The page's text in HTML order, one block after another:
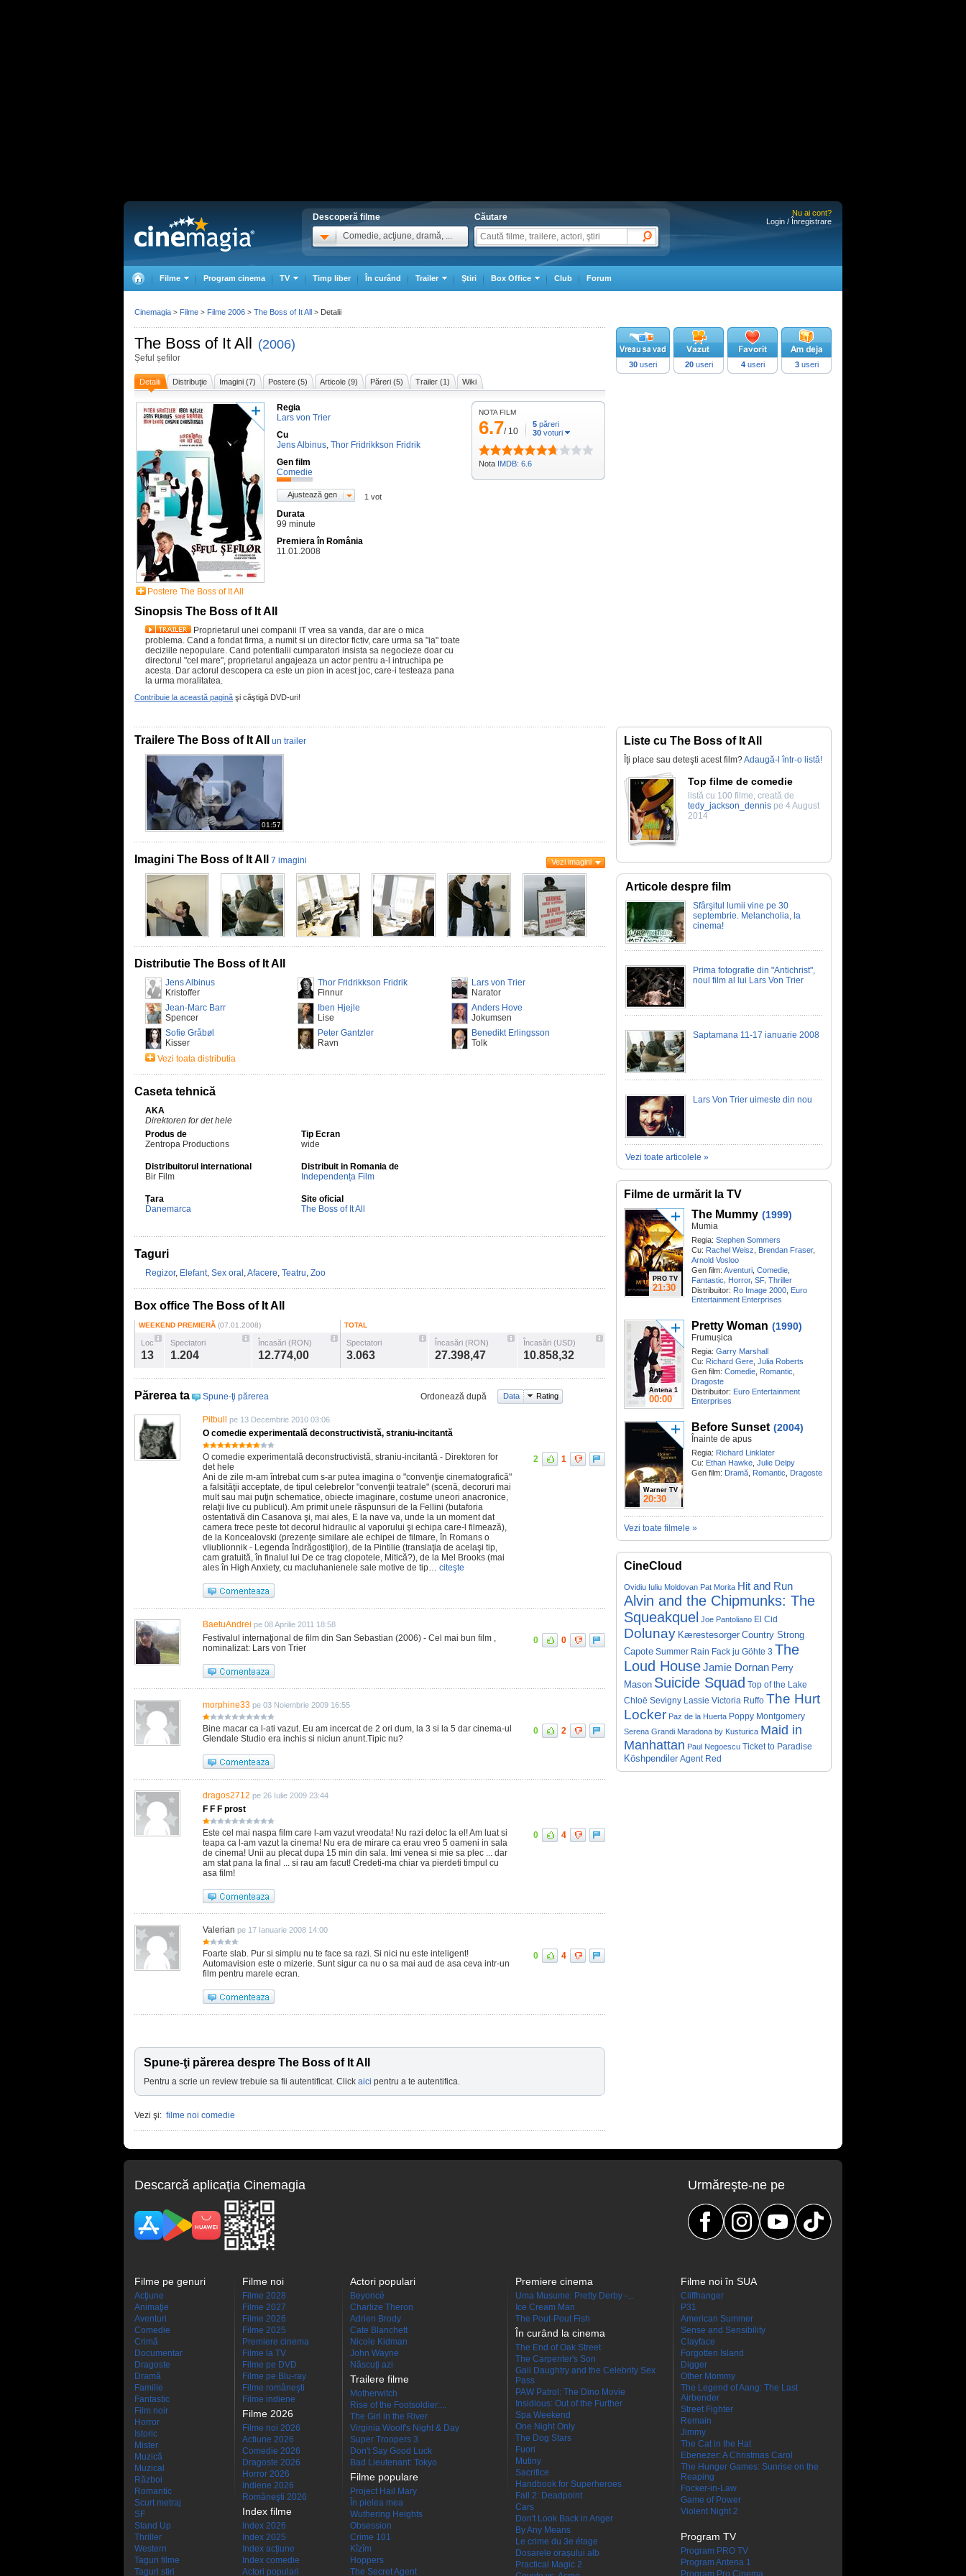
Descoperă filme
Comedie, acţiune, dramă, ...
Căutare
Nu ai cont?
Login / Înregistrare
Filme Program cinema TV Timp liber În curând Trailer Ştiri Box Office Club Forum
The Boss of It All (2006)
Șeful șefilor
Detalii Distribuţie Imagini (7) Postere (5) Articole (9) Păreri (5) Trailer (1) Wiki
Postere The Boss of It All
Regia
Lars von Trier
Cu
Jens Albinus, Thor Fridrikkson Fridrik
Gen film
Comedie
Ajustează gen 1 vot
Durata
99 minute
Premiera în România
11.01.2008
Sinopsis The Boss of It All
Proprietarul unei companii IT vrea sa vanda, dar are o mica
problema. Cand a fondat firma, a numit si un director fictiv, care urma sa "ia" toate
deciziile nepopulare. Cand potentialii cumparatori insista sa negocieze doar cu
directorul "cel mare", proprietarul angajeaza un actor pentru a-l intruchipa pe
acesta. Dar actorul descopera ca este un pion in acest joc, care-i testeaza pana
la urma moralitatea.
Contribuie la această pagină şi câştigă DVD-uri!
NOTA FILM
6.7/ 10
5 păreri
30 voturi
Nota IMDB: 6.6
30 useri 20useri 4useri 3useri
Trailere The Boss of It All un trailer
01:57
Imagini The Boss of It All 7 imagini Vezi imagini
Distributie The Boss of It All
Jens Albinus
Kristoffer
Thor Fridrikkson Fridrik
Finnur
Lars von Trier
Narator
Jean-Marc Barr
Spencer
Iben Hjejle
Lise
Anders Hove
Jokumsen
Sofie Gråbøl
Kisser
Peter Gantzler
Ravn
Benedikt Erlingsson
Tolk
Vezi toata distributia
Caseta tehnică
AKA
Direktoren for det hele
Produs de
Zentropa Productions
Tip Ecran
wide
Distribuitorul international
Bir Film
Distribuit in Romania de
Independența Film
Țara
Danemarca
Site oficial
The Boss of It All
Taguri
Regizor, Elefant, Sex oral ,Afacere, Teatru, Zoo
Box office The Boss of It All
WEEKEND PREMIERĂ (07.01.2008)
Loc
13
Spectatori
1.204
Încasări (RON)
12.774,00
TOTAL
Spectatori
3.063
Încasări (RON)
27.398,47
Încasări (USD)
10.858,32
Părerea ta Spune-ţi părerea Ordonează după Data Rating
Pitbull pe 13 Decembrie 2010 03:06
O comedie experimentală deconstructivistă, straniu-incitantă
O comedie experimentală deconstructivistă, straniu-incitantă - Direktoren for
det hele
Ani de zile m-am întrebat cum s-ar putea imagina o "convenţie cinematografică"
a falsităţii acceptate, de tipul celebrelor "convenţii teatrale" (scenă, decoruri mai
mult sau mai puţin schematice, obiecte imaginare, costume uneori anacronice,
relaţii live cu publicul). Am primit unele răspunsuri de la Fellini (butaforia
ostentativă din Casanova şi, mai ales, E la nave va, unde la un moment dat
camera trece peste tot decorul hidraulic al vaporului şi echipa care-l filmează),
de la Koncealovski (prezenţe similare ale echipei de filmare, în Romans o
vliublionnik - Legenda îndrăgostiţilor), de la Pintilie (translaţia de acelaşi tip,
cam gratuită, în finalul lui De ce trag clopotele, Mitică?), de la Mel Brooks (mai
ales în High Anxiety, cu macluhanienele sale motive de tip… citeşte
2 1
BaetuAndrei pe 08 Aprilie 2011 18:58
Festivalul internaţional de film din San Sebastian (2006) - Cel mai bun film ,
nominalizat: Lars von Trier
0 0
morphine33 pe 03 Noiembrie 2009 16:55
Bine macar ca l-ati vazut. Eu am incercat de 2 ori dum, la 3 si la 5 dar cinema-ul
Glendale Studio era inchis si niciun anunt.Tipic nu?
0 2
dragos2712 pe 26 Iulie 2009 23:44
F F F prost
Este cel mai naspa film care l-am vazut vreodata! Nu razi deloc la el! Am luat si
teapa ca l-am vazut la cinema! Nu era de mirare ca erau vreo 5 oameni in sala
de cinema! Unii au plecat dupa 15 min din sala. Imi venea si mie sa plec ... dar
am stat pana la final ... si rau am facut! Credeti-ma chiar va pierdeti timpul cu
asa film!
0 4
Valerian pe 17 Ianuarie 2008 14:00
Foarte slab. Pur si simplu nu te face sa razi. Si nici nu este inteligent!
Automavision este o mizerie. Sunt sigur ca nu o sa mai aud de asa ceva intr-un
film pentru marele ecran.
0 4
Spune-ţi părerea despre The Boss of It All
Pentru a scrie un review trebuie sa fii autentificat. Click aici pentru a te autentifica.
Vezi şi: filme noi comedie
Liste cu The Boss of It All
Îţi place sau deteşti acest film?Adaugă-l într-o listă!
Top filme de comedie
listă cu 100 filme, creată de
tedy_jackson_dennis pe 4 August
2014
Articole despre film
Sfârşitul lumii vine pe 30
septembrie. Melancholia, la
cinema!
Prima fotografie din "Antichrist",
noul film al lui Lars Von Trier
Saptamana 11-17 ianuarie 2008
Lars Von Trier uimeste din nou
Vezi toate articolele »
Filme de urmărit la TV
PRO TV
21:30
The Mummy (1999)
Mumia
Regia: Stephen Sommers
Cu: Rachel Weisz Brendan Fraser,
Arnold Vosloo
Gen film: Aventuri Comedie
Fantastic, Horror, SF, Thriller
Distribuitor: Ro Image 2000 Euro
Entertainment Enterprises
Antena 1
00:00
Pretty Woman (1990)
Frumușica
Regia: Garry Marshall
Cu: Richard Gere Julia Roberts
Gen film: Comedie Romantic
Dragoste
Distribuitor: Euro Entertainment
Enterprises
Warner TV
20:30
Before Sunset (2004)
Înainte de apus
Regia: Richard Linklater
Cu: Ethan Hawke Julie Delpy
Gen film: Dramă Romantic Dragoste
Vezi toate filmele »
CineCloud
Ovidiu Iuliu Moldovan Pat Morita Hit and Run
Alvin and the Chipmunks: The
Squeakquel Joe Pantoliano El Cid
Dolunay Kærestesorger Country Strong
Capote Summer Rain Fack ju Göhte 3 The
Loud HouseJamie Dornan Perry
Mason Suicide Squad Top of the Lake
Chloë Sevigny
Lassie Victoria Ruffo The Hurt
Locker Paz de la Huerta Poppy Montgomery
Serena Grandi Maradona by Kusturica Maid in
Manhattan Paul Negoescu Ticket to Paradise
Köshpendiler Agent Red
Cinemagia > Filme > Filme 2006 > The Boss of It All > Detalii
Descarcă aplicaţia Cinemagia Urmăreşte-ne pe
Filme pe genuri
Acţiune
Animaţie
Aventuri
Comedie
Crimă
Documentar
Dragoste
Dramă
Familie
Fantastic
Film noir
Horror
Istoric
Mister
Muzică
Muzical
Război
Romantic
Scurt metraj
SF
Stand Up
Thriller
Western
Taguri filme
Taguri stiri
Filme noi
Filme 2028
Filme 2027
Filme 2026
Filme 2025
Premiere cinema
Filme la TV
Filme pe DVD
Filme pe Blu-ray
Filme româneşti
Filme indiene
Filme 2026
Filme noi 2026
Actiune 2026
Comedie 2026
Dragoste 2026
Horror 2026
Indiene 2026
Româneşti 2026
Index filme
Index 2026
Index 2025
Index acţiune
Index comedie
Actori populari
Actori populari
Beyoncé
Charlize Theron
Adrien Brody
Cate Blanchett
Nicole Kidman
John Wayne
Născuţi azi
Trailere filme
Motherwitch
Rise of the Footsoldier:...
The Girl in the River
Virginia Woolf's Night & Day
Super Troopers 3
Don't Say Good Luck
Bad Lieutenant: Tokyo
Filme populare
Project Hail Mary
În pielea mea
Wuthering Heights
Obsession
Crime 101
Kîzîm
Hoppers
The Secret Agent
Premiere cinema
Uma Musume: Pretty Derby -...
Ice Cream Man
The Pout-Pout Fish
În curând la cinema
The End of Oak Street
The Carpenter's Son
Gail Daughtry and the Celebrity Sex
Pass
PAW Patrol: The Dino Movie
Insidious: Out of the Further
Spa Weekend
One Night Only
The Dog Stars
Fuori
Mutiny
Sacrifice
Handbook for Superheroes
Fall 2: Deadpoint
Cars
Don't Look Back in Anger
By Any Means
Le crime du 3e étage
Dosarele orașului alb
Practical Magic 2
Filme noi în SUA
Cliffhanger
P31
American Summer
Sense and Sensibility
Clayface
Forgotten Island
Digger
Other Mommy
The Legend of Aang: The Last
Airbender
Street Fighter
Remain
Jimmy
The Cat in the Hat
Ebenezer: A Christmas Carol
The Hunger Games: Sunrise on the
Reaping
Focker-in-Law
Game of Power
Violent Night 2
Program TV
Program PRO TV
Program Antena 1
Program Pro Cinema